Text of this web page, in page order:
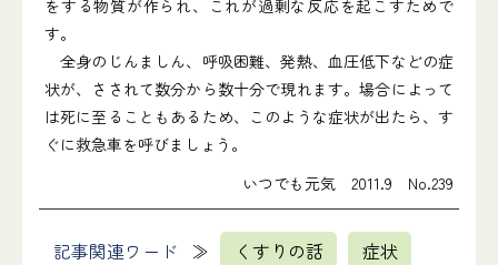
をする物質が作られ、これが過剰な反応を起こすためで
す。
全身のじんましん、呼吸困難、発熱、血圧低下などの症
状が、さされて数分から数十分で現れます。場合によって
は死に至ることもあるため、このような症状が出たら、す
ぐに救急車を呼びましょう。
いつでも元気 2011.9 No.239
記事関連ワード くすりの話 症状